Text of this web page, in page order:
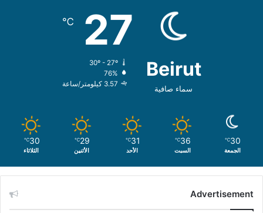
Beirut
سماء صافية
27
℃
30º - 27º
76%
3.57 كيلومتر/ساعة
30
℃
الجمعة
36
℃
السبت
31
℃
الأحد
29
℃
الأثنين
30
℃
الثلاثاء
Advertisement